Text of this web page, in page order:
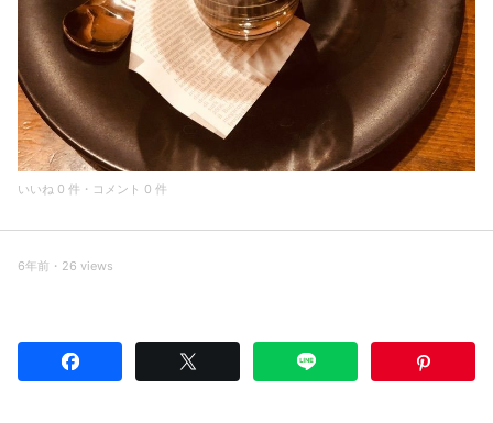
いいね 0 件・コメント 0 件
6年前・26 views